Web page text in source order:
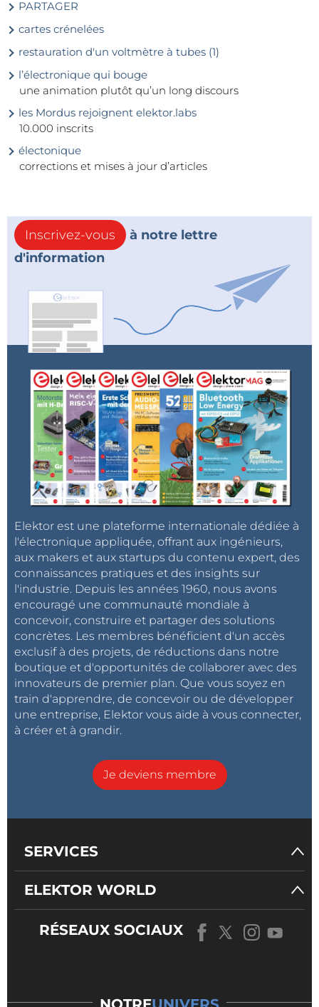
PARTAGER
cartes crénelées
restauration d'un voltmètre à tubes (1)
l’électronique qui bouge
une animation plutôt qu’un long discours
les Mordus rejoignent elektor.labs
10.000 inscrits
électonique
corrections et mises à jour d’articles
Inscrivez-vous
à notre lettre
d'information
Elektor est une plateforme internationale dédiée à
l'électronique appliquée, offrant aux ingénieurs,
aux makers et aux startups du contenu expert, des
connaissances pratiques et des insights sur
l'industrie. Depuis les années 1960, nous avons
encouragé une communauté mondiale à
concevoir, construire et partager des solutions
concrètes. Les membres bénéficient d'un accès
exclusif à des projets, de réductions dans notre
boutique et d'opportunités de collaborer avec des
innovateurs de premier plan. Que vous soyez en
train d'apprendre, de concevoir ou de développer
une entreprise, Elektor vous aide à vous connecter,
à créer et à grandir.
Je deviens membre
SERVICES
ELEKTOR WORLD
RÉSEAUX SOCIAUX